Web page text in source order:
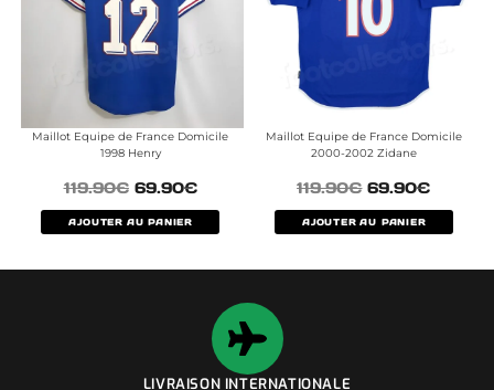
Maillot Equipe de France Domicile
1998 Henry
119.90€ 69.90€
AJOUTER AU PANIER
Maillot Equipe de France Domicile
2000-2002 Zidane
119.90€ 69.90€
AJOUTER AU PANIER
LIVRAISON INTERNATIONALE